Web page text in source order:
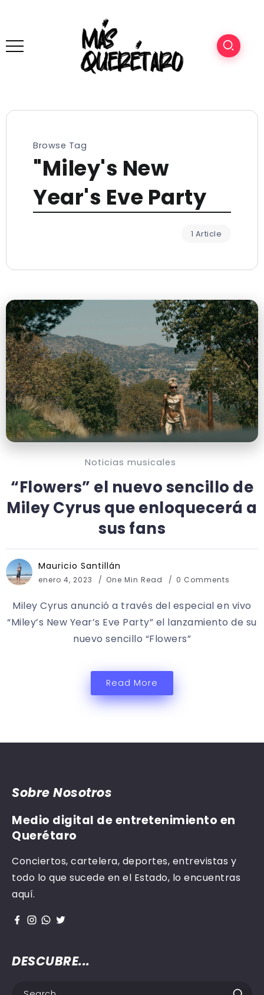
Browse Tag
"Miley's New
Year's Eve Party
1 Article
Noticias musicales
“Flowers” el nuevo sencillo de
Miley Cyrus que enloquecerá a
sus fans
Mauricio Santillán
enero 4, 2023 One Min Read 0 Comments
Miley Cyrus anunció a través del especial en vivo
“Miley’s New Year’s Eve Party” el lanzamiento de su
nuevo sencillo “Flowers”
Read More
Sobre Nosotros
Medio digital de entretenimiento en
Querétaro
Conciertos, cartelera, deportes, entrevistas y
todo lo que sucede en el Estado, lo encuentras
aquí.
DESCUBRE...